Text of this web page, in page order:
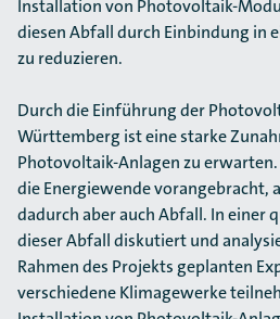
Installation von Photovoltaik-
diesen Abfall durch Einbindung in
zu reduzieren.
Durch die Einführung der
Württemberg ist eine starke
Photovoltaik-Anlagen zu
die Energiewende vorangebracht,
dadurch aber auch Abfall. In einer
dieser Abfall diskutiert und
Rahmen des Projekts geplanten
verschiedene Klimagewerke